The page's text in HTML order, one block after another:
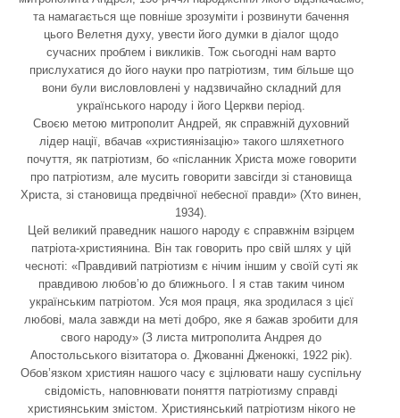
та намагається ще повніше зрозуміти і розвинути бачення
цього Велетня духу, увести його думки в діалог щодо
сучасних проблем і викликів. Тож сьогодні нам варто
прислухатися до його науки про патріотизм, тим більше що
вони були висловловлені у надзвичайно складний для
українського народу і його Церкви період.
Своєю метою митрополит Андрей, як справжній духовний
лідер нації, вбачав «християнізацію» такого шляхетного
почуття, як патріотизм, бо «післанник Христа може говорити
про патріотизм, але мусить говорити завсігди зі становища
Христа, зі становища предвічної небесної правди» (Хто винен,
1934).
Цей великий праведник нашого народу є справжнім взірцем
патріота-християнина. Він так говорить про свій шлях у цій
чесноті: «Правдивий патріотизм є нічим іншим у своїй суті як
правдивою любов’ю до ближнього. І я став таким чином
українським патріотом. Уся моя праця, яка зродилася з цієї
любові, мала завжди на меті добро, яке я бажав зробити для
свого народу» (З листа митрополита Андрея до
Апостольського візитатора о. Джованні Дженоккі, 1922 рік).
Обов’язком християн нашого часу є зцілювати нашу суспільну
свідомість, наповнювати поняття патріотизму справді
християнським змістом. Християнський патріотизм нікого не